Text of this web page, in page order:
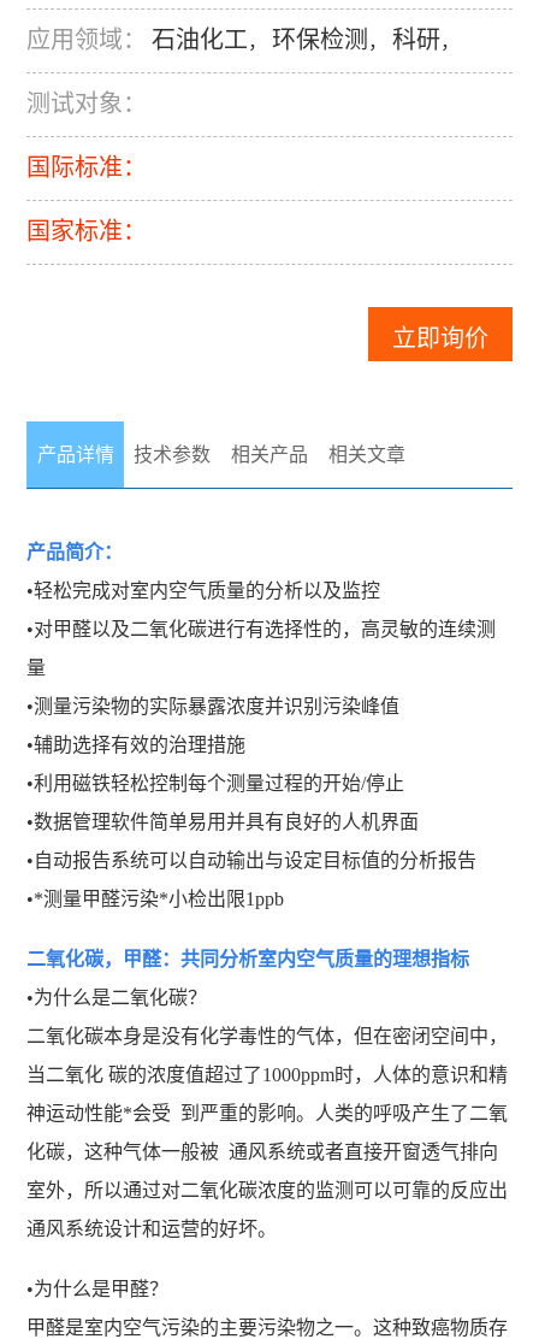
应用领域： 石油化工，环保检测 ，科研，
测试对象：
国际标准：
国家标准：
立即询价
产品详情 技术参数 相关产品 相关文章
产品简介：
•轻松完成对室内空气质量的分析以及监控
•对甲醛以及二氧化碳进行有选择性的，高灵敏的连续测
量
•测量污染物的实际暴露浓度并识别污染峰值
•辅助选择有效的治理措施
•利用磁铁轻松控制每个测量过程的开始/停止
•数据管理软件简单易用并具有良好的人机界面
•自动报告系统可以自动输出与设定目标值的分析报告
•*测量甲醛污染*小检出限1ppb
二氧化碳，甲醛：共同分析室内空气质量的理想指标
•为什么是二氧化碳？
二氧化碳本身是没有化学毒性的气体，但在密闭空间中，
当二氧化 碳的浓度值超过了1000ppm时，人体的意识和精
神运动性能*会受 到严重的影响。人类的呼吸产生了二氧
化碳，这种气体一般被 通风系统或者直接开窗透气排向
室外，所以通过对二氧化碳浓度的监测可以可靠的反应出
通风系统设计和运营的好坏。
•为什么是甲醛？
甲醛是室内空气污染的主要污染物之一。这种致癌物质存